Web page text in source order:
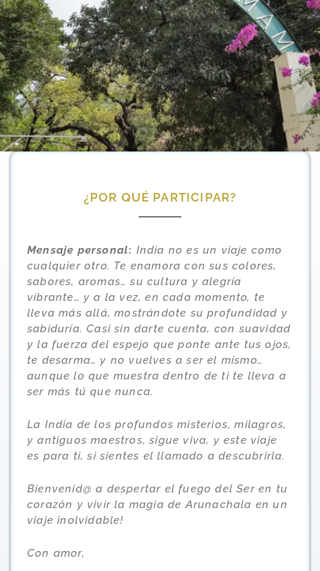
¿POR QUÉ PARTICIPAR?
Mensaje personal: India no es un viaje como
cualquier otro. Te enamora con sus colores,
sabores, aromas… su cultura y alegría
vibrante… y a la vez, en cada momento, te
lleva más allá, mostrándote su profundidad y
sabiduría. Casi sin darte cuenta, con suavidad
y la fuerza del espejo que ponte ante tus ojos,
te desarma… y no vuelves a ser el mismo…
aunque lo que muestra dentro de ti te lleva a
ser más tú que nunca.
La India de los profundos misterios, milagros,
y antiguos maestros,sigue viva, y este viaje
es para ti, si sientes el llamado adescubrirla.
Bienvenid@ a despertar el fuego del Ser en tu
corazón y vivir la magia de Arunachala en un
viaje inolvidable!
Con amor,